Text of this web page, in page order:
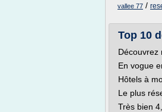
vallee 77 /
Top 10
Découvrez
En vogue
Hôtels à
Le plus
Très bien